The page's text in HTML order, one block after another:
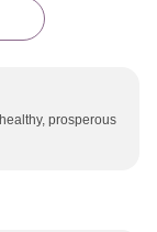
prosperous